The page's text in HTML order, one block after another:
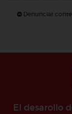
Denunciar
El desarollo